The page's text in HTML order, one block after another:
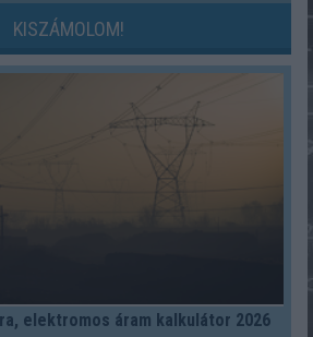
KISZÁMOLOM!
elektromos áram kalkulátor 2026